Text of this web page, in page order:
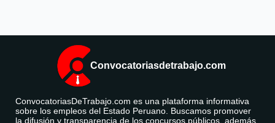
Convocatoriasdetrabajo.com
ConvocatoriasDeTrabajo.com es una plataforma informativa
sobre los empleos del Estado Peruano. Buscamos promover
la difusión y transparencia de los concursos públicos, además